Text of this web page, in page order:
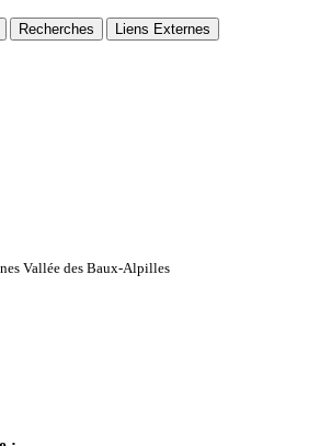
Recherches
Liens Externes
Vallée des Baux-Alpilles